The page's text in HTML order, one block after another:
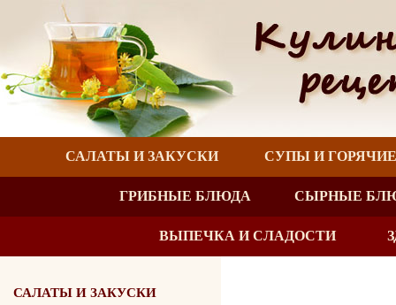
САЛАТЫ И ЗАКУСКИ СУПЫ И
ГРИБНЫЕ БЛЮДА СЫРНЫЕ
ВЫПЕЧКА И СЛАДОСТИ
САЛАТЫ И ЗАКУСКИ